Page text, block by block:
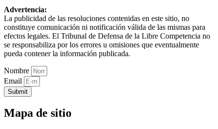
Advertencia:
La publicidad de las resoluciones contenidas en este sitio, no
constituye comunicación ni notificación válida de las mismas para
efectos legales. El Tribunal de Defensa de la Libre Competencia no
se responsabiliza por los errores u omisiones que eventualmente
pueda contener la información publicada.
Nombre
Email
Submit
Mapa de sitio